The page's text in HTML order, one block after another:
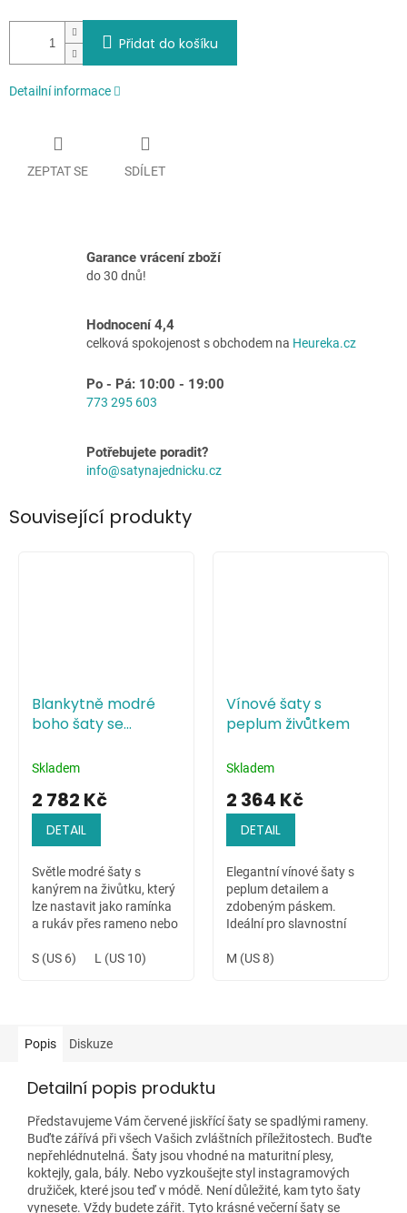
Přidat do košíku
Detailní informace
ZEPTAT SE SDÍLET
Garance vrácení zboží
do 30 dnů!
Hodnocení 4,4
celková spokojenost s obchodem na Heureka.cz
Po - Pá: 10:00 - 19:00
773 295 603
Potřebujete poradit?
info@satynajednicku.cz
Související produkty
Blankytně modré
boho šaty se
Skladem
2 782 Kč
DETAIL
Světle modré šaty s
kanýrem na živůtku, který
lze nastavit jako ramínka
a rukáv přes rameno nebo
paže či jako kanýr okolo
S (US 6) L (US 10)
Vínové šaty s
peplum živůtkem
Skladem
2 364 Kč
DETAIL
Elegantní vínové šaty s
peplum detailem a
zdobeným páskem.
Ideální pro slavnostní
M (US 8)
Popis Diskuze
Detailní popis produktu
Představujeme Vám červené jiskřící šaty se spadlými rameny.
Buďte zářívá při všech Vašich zvláštních příležitostech. Buďte
nepřehlédnutelná. Šaty jsou vhodné na maturitní plesy,
koktejly, gala, bály. Nebo vyzkoušejte styl instagramových
družiček, které jsou teď v módě. Není důležité, kam tyto šaty
vynesete. Vždy budete zářit. Tyto krásné večerní šaty se